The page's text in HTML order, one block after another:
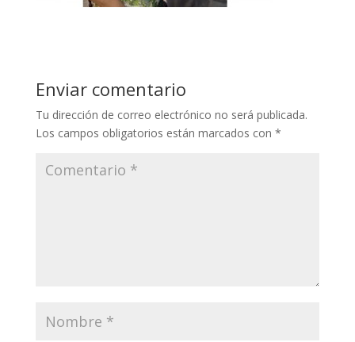
Enviar comentario
Tu dirección de correo electrónico no será publicada.
Los campos obligatorios están marcados con *